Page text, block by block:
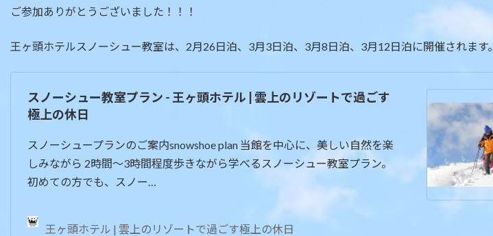
ご参加ありがとうございました！！！
王ヶ頭ホテルスノーシュー教室は、2月26日泊、3月3日泊、3月8日泊、3月12日泊に開催されます。
スノーシュー教室プラン - 王ヶ頭ホテル | 雲上のリゾートで過ごす
極上の休日
スノーシュープランのご案内snowshoe plan 当館を中心に、美しい自然を楽
しみながら 2時間～3時間程度歩きながら学べるスノーシュー教室プラン。
初めての方でも、スノー…
王ヶ頭ホテル | 雲上のリゾートで過ごす極上の休日